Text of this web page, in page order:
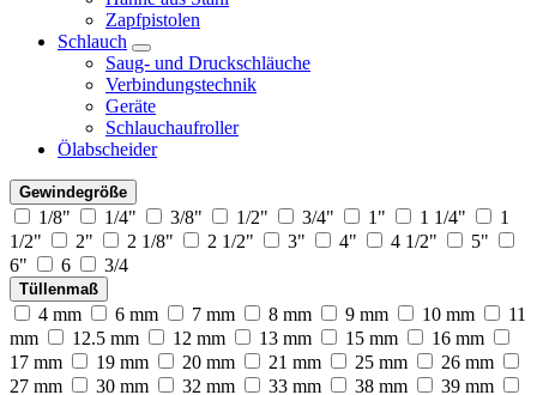
Zapfpistolen
Schlauch
Saug- und Druckschläuche
Verbindungstechnik
Geräte
Schlauchaufroller
Ölabscheider
Gewindegröße
1/8" 1/4" 3/8" 1/2" 3/4" 1" 1 1/4"
1
1/2"
2" 2 1/8" 2 1/2" 3" 4" 4 1/2"
5"
6"
6 3/4
Tüllenmaß
4 mm 6 mm 7 mm 8 mm 9 mm 10 mm
11
mm
12.5 mm 12 mm 13 mm 15 mm
16 mm
17 mm
19 mm 20 mm 21 mm 25 mm
26 mm
27 mm
30 mm 32 mm 33 mm 38 mm 39 mm